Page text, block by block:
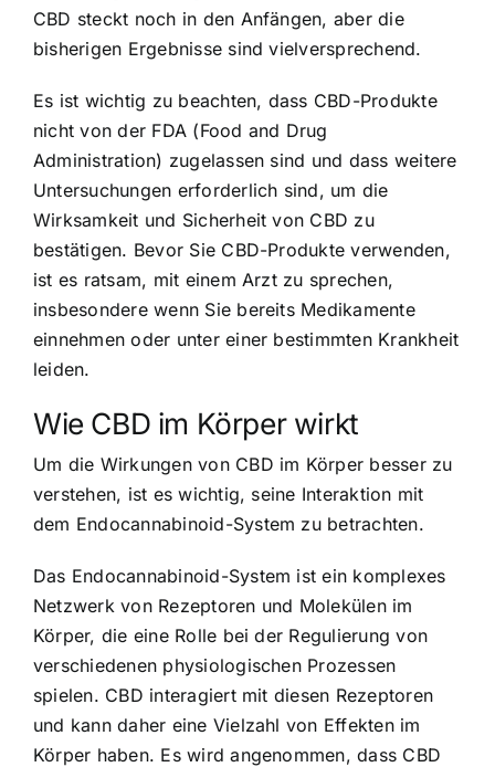
CBD steckt noch in den Anfängen, aber die
bisherigen Ergebnisse sind vielversprechend.
Es ist wichtig zu beachten, dass CBD-Produkte
nicht von der FDA (Food and Drug
Administration) zugelassen sind und dass weitere
Untersuchungen erforderlich sind, um die
Wirksamkeit und Sicherheit von CBD zu
bestätigen. Bevor Sie CBD-Produkte verwenden,
ist es ratsam, mit einem Arzt zu sprechen,
insbesondere wenn Sie bereits Medikamente
einnehmen oder unter einer bestimmten Krankheit
leiden.
Wie CBD im Körper wirkt
Um die Wirkungen von CBD im Körper besser zu
verstehen, ist es wichtig, seine Interaktion mit
dem Endocannabinoid-System zu betrachten.
Das Endocannabinoid-System ist ein komplexes
Netzwerk von Rezeptoren und Molekülen im
Körper, die eine Rolle bei der Regulierung von
verschiedenen physiologischen Prozessen
spielen. CBD interagiert mit diesen Rezeptoren
und kann daher eine Vielzahl von Effekten im
Körper haben. Es wird angenommen, dass CBD